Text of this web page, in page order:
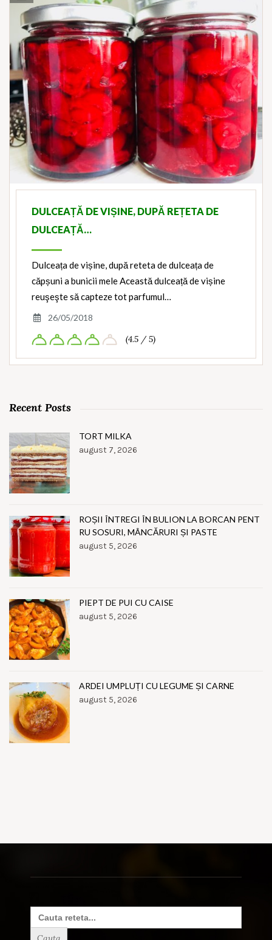
DULCEAȚĂ DE VIȘINE, DUPĂ REȚETA DE
DULCEAȚĂ…
Dulceața de vișine, după reteta de dulceața de
căpșuni a bunicii mele Această dulceață de vișine
reuşeşte să capteze tot parfumul…
26/05/2018
(4.5 / 5)
Recent Posts
TORT MILKA
august 7, 2026
ROȘII ÎNTREGI ÎN BULION LA BORCAN PENT
RU SOSURI, MÂNCĂRURI ȘI PASTE
august 5, 2026
PIEPT DE PUI CU CAISE
august 5, 2026
ARDEI UMPLUȚI CU LEGUME ȘI CARNE
august 5, 2026
Search
for: